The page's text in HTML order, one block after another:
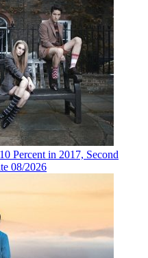
Percent in 2017, Second
08/2026